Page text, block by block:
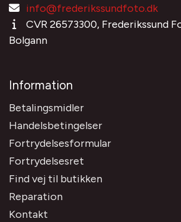
info@frederikssundfoto.dk
CVR 26573300, Frederikssund
Bolgann
Information
Betalingsmidler
Handelsbetingelser
Fortrydelsesformular
Fortrydelsesret
Find vej til butikken
Reparation
Kontakt